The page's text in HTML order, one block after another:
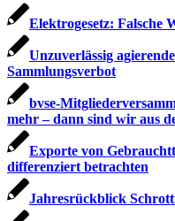
Elektrogesetz: Falsche
Unzuverlässig
Sammlungsverbot
bvse-
mehr – dann sind wir aus
Exporte von
differenziert betrachten
Jahresrückblick